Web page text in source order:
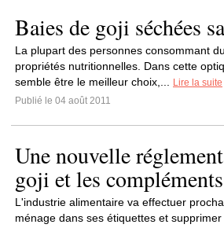
Baies de goji séchées
La plupart des personnes consommant
propriétés nutritionnelles. Dans cette
semble être le meilleur choix,...
Lire la suite
Publié le 04 août 2011
Une nouvelle
goji et les
L'industrie alimentaire va effectuer
ménage dans ses étiquettes et